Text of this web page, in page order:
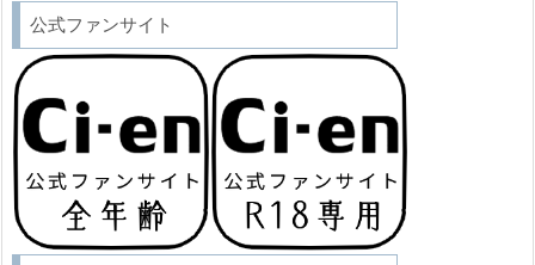
公式ファンサイト